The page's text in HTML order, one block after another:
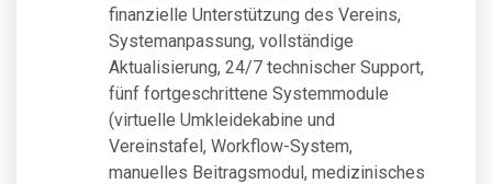
finanzielle Unterstützung des Vereins,
Systemanpassung, vollständige
Aktualisierung, 24/7 technischer Support,
fünf fortgeschrittene Systemmodule
(virtuelle Umkleidekabine und
Vereinstafel, Workflow-System,
manuelles Beitragsmodul, medizinisches